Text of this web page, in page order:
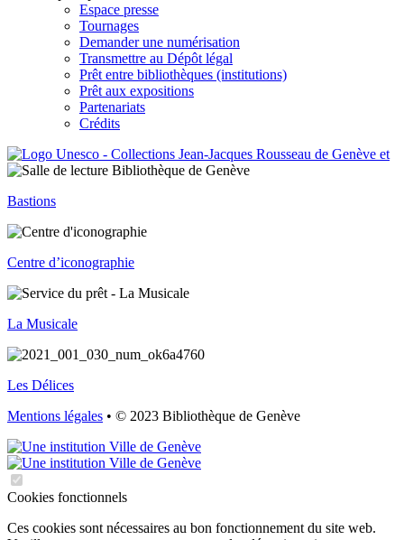
Espace presse
Tournages
Demander une numérisation
Transmettre au Dépôt légal
Prêt entre bibliothèques (institutions)
Prêt aux expositions
Partenariats
Crédits
Bastions
Centre d’iconographie
La Musicale
Les Délices
Mentions légales • © 2023 Bibliothèque de Genève
Cookies fonctionnels
Ces cookies sont nécessaires au bon fonctionnement du site web.